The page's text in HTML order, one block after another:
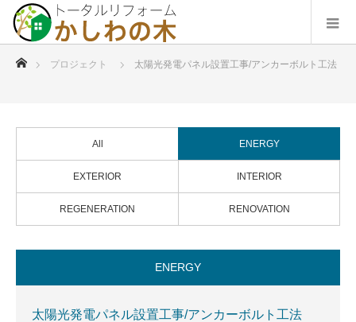
プロジェクト 太陽光発電パネル設置工事/アンカーボルト工法
All ENERGY
EXTERIOR INTERIOR
REGENERATION RENOVATION
ENERGY
太陽光発電パネル設置工事/アンカーボルト工法